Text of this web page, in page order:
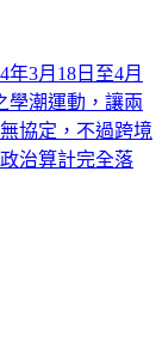
3月18日至4月
學潮運動，讓兩
協定，不過跨境
治算計完全落